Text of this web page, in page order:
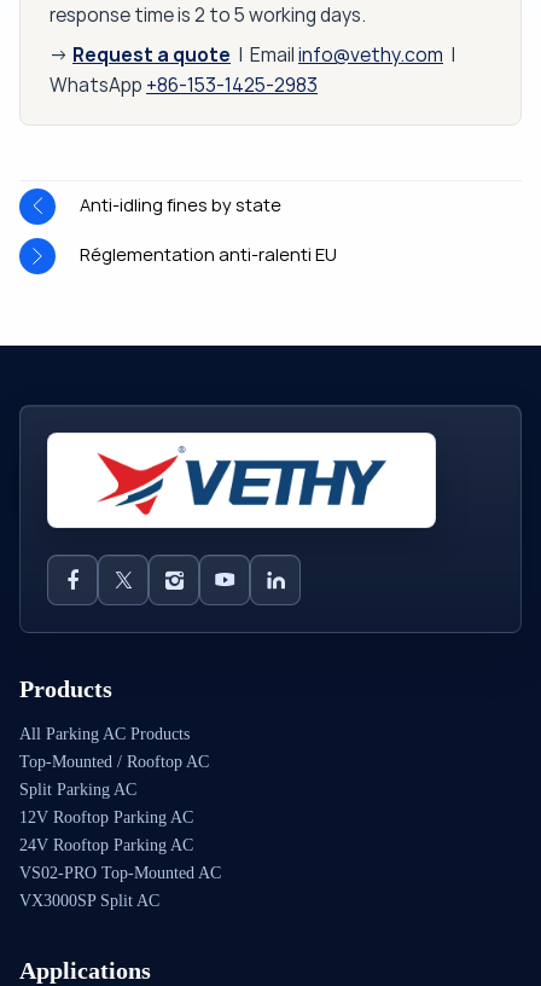
response time is 2 to 5 working days.
→ Request a quote | Email info@vethy.com |
WhatsApp +86-153-1425-2983
Anti-idling fines by state
Réglementation anti-ralenti EU
Products
All Parking AC Products
Top-Mounted / Rooftop AC
Split Parking AC
12V Rooftop Parking AC
24V Rooftop Parking AC
VS02-PRO Top-Mounted AC
VX3000SP Split AC
Applications